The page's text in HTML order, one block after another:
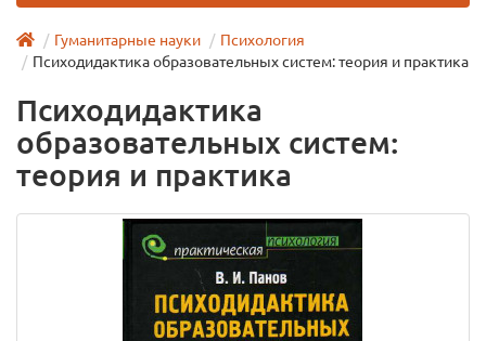
Гуманитарные науки
Психология
Психодидактика образовательных систем: теория и практика
Психодидактика
образовательных систем:
теория и практика